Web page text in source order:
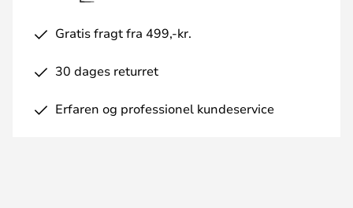
Gratis fragt fra 499,-kr.
30 dages returret
Erfaren og professionel kundeservice